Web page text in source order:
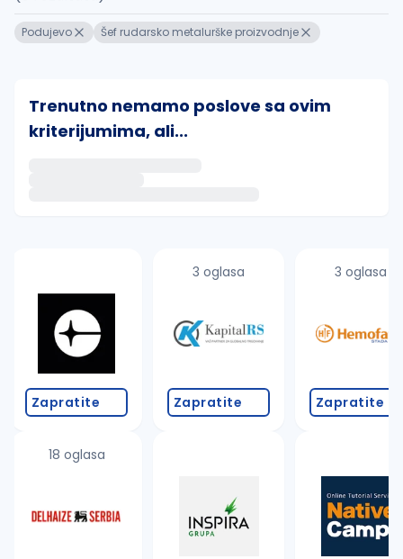
Podujevo Šef rudarsko metalurške proizvodnje
Trenutno nemamo poslove sa ovim
kriterijumima, ali...
Takođe možete da:
proverite pravopisne greške (koristite č, ć, š, đ,
povećajte radijus za odabrani grad
promenite odabrane filtere pretrage
Zapratite
18 oglasa
3 oglasa
Zapratite
3 oglasa
Zapratite